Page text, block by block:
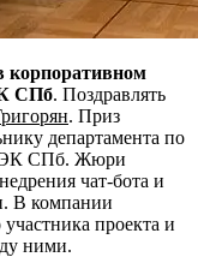
СПб. Поздравлять
. Приз
департамента по
СПб. Жюри
чат-бота и
В компании
проекта и
ними.